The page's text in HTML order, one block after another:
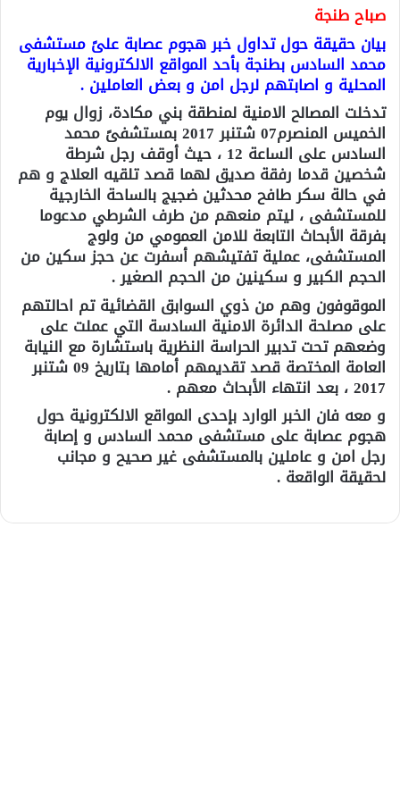
صباح طنجة
بيان حقيقة حول تداول خبر هجوم عصابة علىً مستشفى
محمد السادس بطنجة بأحد المواقع الالكترونية الإخبارية
المحلية و اصابتهم لرجل امن و بعض العاملين .
تدخلت المصالح الامنية لمنطقة بني مكادة، زوال يوم
الخميس المنصرم07 شتنبر 2017 بمستشفىً محمد
السادس على الساعة 12 ، حيث أوقف رجل شرطة
شخصين قدما رفقة صديق لهما قصد تلقيه العلاج و هم
في حالة سكر طافح محدثين ضجيج بالساحة الخارجية
للمستشفى ، ليتم منعهم من طرف الشرطي مدعوما
بفرقة الأبحاث التابعة للامن العمومي من ولوج
المستشفى، عملية تفتيشهم أسفرت عن حجز سكين من
الحجم الكبير و سكينين من الحجم الصغير .
الموقوفون وهم من ذوي السوابق القضائية تم احالتهم
على مصلحة الدائرة الامنية السادسة التي عملت على
وضعهم تحت تدبير الحراسة النظرية باستشارة مع النيابة
العامة المختصة قصد تقديمهم أمامها بتاريخ 09 شتنبر
2017 ، بعد انتهاء الأبحاث معهم .
و معه فان الخبر الوارد بإحدى المواقع الالكترونية حول
هجوم عصابة على مستشفى محمد السادس و إصابة
رجل امن و عاملين بالمستشفى غير صحيح و مجانب
لحقيقة الواقعة .